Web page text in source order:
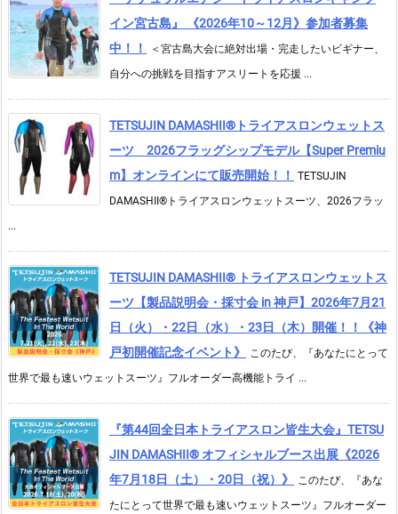
イン宮古島』 《2026年10～12月》参加者募集
中！！
＜宮古島大会に絶対出場・完走したいビギナー、
自分への挑戦を目指すアスリートを応援 ...
TETSUJIN DAMASHII®︎トライアスロンウェットス
ーツ 2026フラッグシップモデル【Super Premiu
m】オンラインにて販売開始！！
TETSUJIN
DAMASHII®トライアスロンウェットスーツ、2026フラッ
...
TETSUJIN DAMASHII® トライアスロンウェットス
ーツ【製品説明会・採寸会 in 神戸】2026年7月21
日（火）・22日（水）・23日（木）開催！！《神
戸初開催記念イベント》
このたび、『あなたにとって
世界で最も速いウェットスーツ』フルオーダー高機能トライ ...
『第44回全日本トライアスロン皆生大会』TETSU
JIN DAMASHII® オフィシャルブース出展《2026
年7月18日（土）・20日（祝）》
このたび、『あな
たにとって世界で最も速いウェットスーツ』フルオーダー